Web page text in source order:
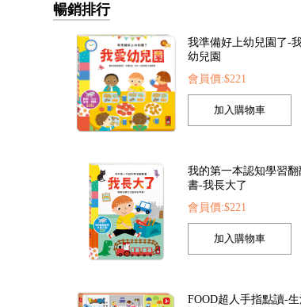
暢銷排行
我準備好上幼兒園了-
幼兒園
會員價:$221
我的第一本認知學習翻
書-我長大了
會員價:$221
FOOD超人手指點讀-